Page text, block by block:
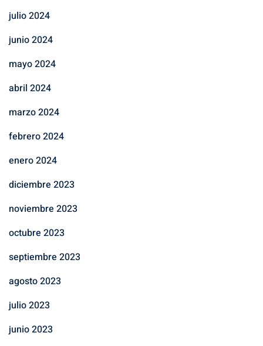
julio 2024
junio 2024
mayo 2024
abril 2024
marzo 2024
febrero 2024
enero 2024
diciembre 2023
noviembre 2023
octubre 2023
septiembre 2023
agosto 2023
julio 2023
junio 2023